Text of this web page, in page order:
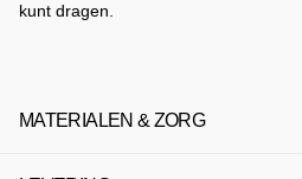
kunt dragen.
MATERIALEN & ZORG